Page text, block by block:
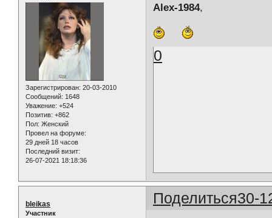
Зарегистрирован: 20-03-2010
Сообщений: 1648
Уважение: +524
Позитив: +862
Пол: Женский
Провел на форуме:
29 дней 18 часов
Последний визит:
26-07-2021 18:18:36
Alex-1984,
0
Поделиться30-
bleikas
Участник